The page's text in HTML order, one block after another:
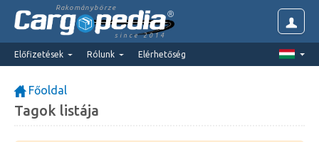
Rakománybörze
since 2014
Előfizetések Rólunk Elérhetőség
Főoldal
Tagok listája